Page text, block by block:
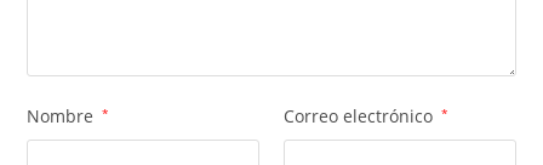
Nombre * Correo electrónico *